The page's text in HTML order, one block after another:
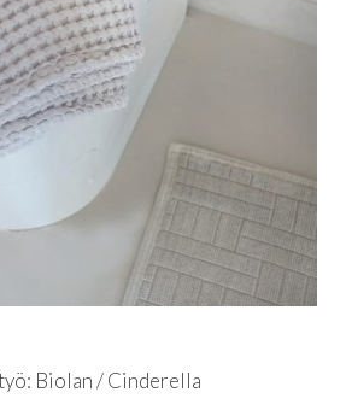
Biolan / Cinderella